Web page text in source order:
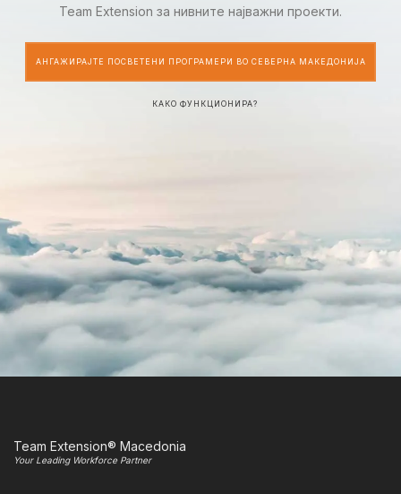
Team Extension за нивните најважни проекти.
АНГАЖИРАЈТЕ ПОСВЕТЕНИ ПРОГРАМЕРИ ВО СЕВЕРНА МАКЕДОНИЈА
КАКО ФУНКЦИОНИРА?
Team Extension® Macedonia
Your Leading Workforce Partner